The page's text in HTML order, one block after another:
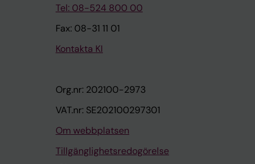
Tel: 08-524 800 00
Fax: 08-31 11 01
Kontakta KI
Org.nr: 202100-2973
VAT.nr: SE202100297301
Om webbplatsen
Tillgänglighetsredogörelse